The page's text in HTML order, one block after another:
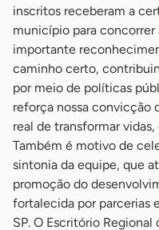
inscritos receberam a
município para
importante
caminho certo,
por meio de políticas
reforça nossa convicção
real de transformar
Também é motivo de
sintonia da equipe, que
promoção do
fortalecida por parcerias
SP. O Escritório Regional